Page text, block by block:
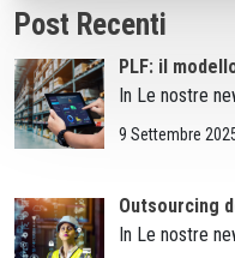
Post Recenti
PLF: il
In Le nostre
9 Settembre
Outsourcing
In Le nostre